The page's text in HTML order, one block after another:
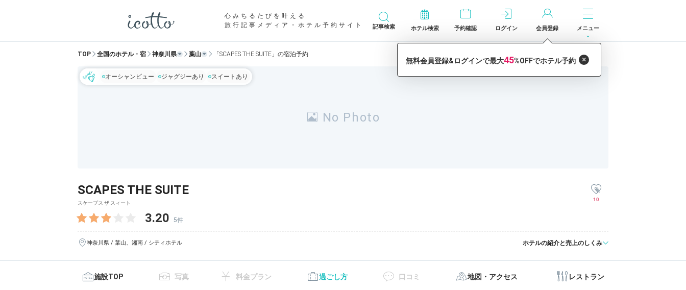
心みちるたびを叶える
旅行記事メディア・ホテル予約サイト
記事検索 ホテル検索 予約確認 ログイン 会員登録 メニュー
TOP 全国のホテル・宿 神奈川県 葉山 「SCAPES THE SUITE」の宿泊予約
オーシャンビュー ジャグジーあり スイートあり
SCAPES THE SUITE
スケープス ザ スィート
3.20 5件
10
神奈川県 / 葉山、湘南 / シティホテル ホテルの紹介と売上のしくみ
施設TOP 写真 料金プラン 過ごし方 口コミ 地図・アクセス レストラン